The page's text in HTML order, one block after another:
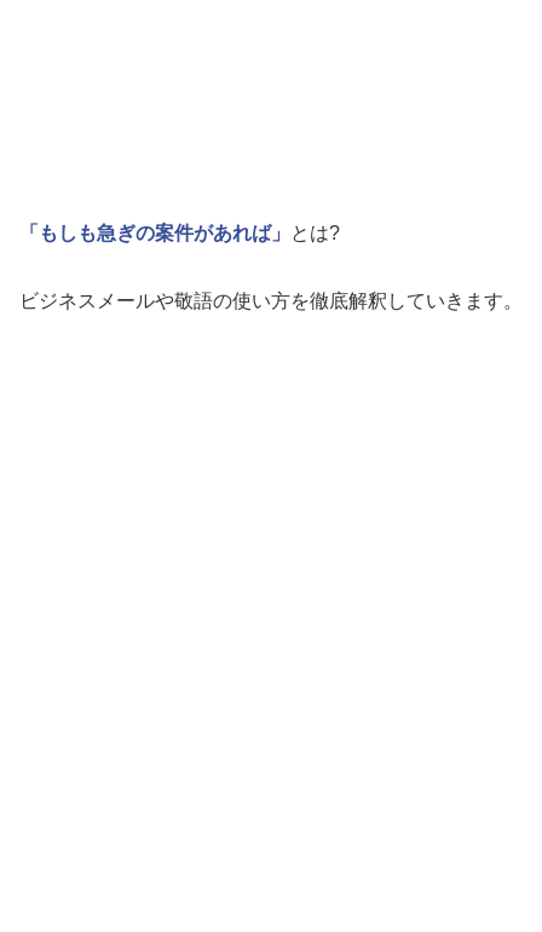
「もしも急ぎの案件があれば」 とは?
ビジネスメールや敬語の使い方を徹底解釈していきます。